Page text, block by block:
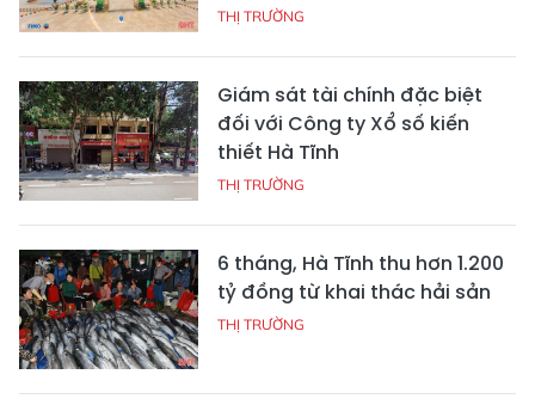
THỊ TRƯỜNG
Giám sát tài chính đặc biệt
đối với Công ty Xổ số kiến
thiết Hà Tĩnh
THỊ TRƯỜNG
6 tháng, Hà Tĩnh thu hơn 1.200
tỷ đồng từ khai thác hải sản
THỊ TRƯỜNG